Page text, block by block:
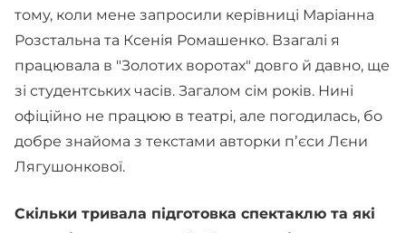
тому, коли мене запросили керівниці Маріанна
Розстальна та Ксенія Ромашенко. Взагалі я
працювала в "Золотих воротах" довго й давно, ще
зі студентських часів. Загалом сім років. Нині
офіційно не працюю в театрі, але погодилась, бо
добре знайома з текстами авторки пʼєси Лєни
Лягушонкової.
Скільки тривала підготовка спектаклю та які